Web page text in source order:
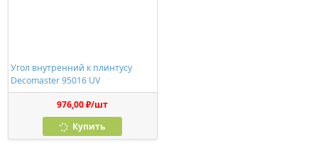
Угол внутренний к плинтусу
Decomaster 95016 UV
976,00 ₽/шт
Купить